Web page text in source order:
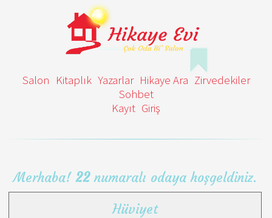
Salon Kitaplık Yazarlar Hikaye Ara Zirvedekiler
Sohbet
Kayıt Giriş
Merhaba! 22numaralı odaya hoşgeldiniz.
Hüviyet